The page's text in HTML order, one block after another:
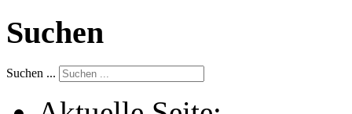
Suchen
Suchen ...